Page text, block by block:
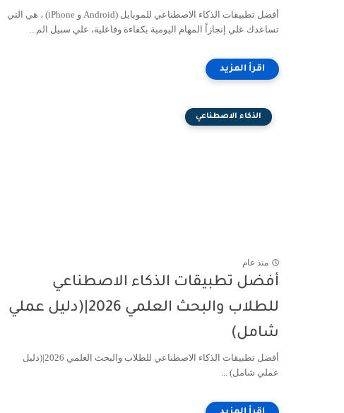
أفضل تطبيقات الذكاء الاصطناعي للموبايل (Android و iPhone) ، هي التي
تساعدك علي إنجازاً المهام اليومية بكفاءة وفاعلية، علي سبيل الم...
الذكاء الاصطناعي
منذ عام
أفضل تطبيقات الذكاء الاصطناعي
للطلاب والبحث العلمي 2026|(دليل عملي
شامل)
أفضل تطبيقات الذكاء الاصطناعي للطلاب والبحث العلمي 2026|(دليل
عملي شامل) ...